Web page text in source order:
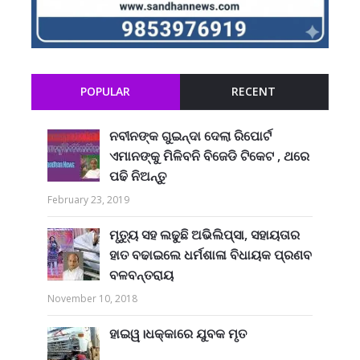
POPULAR RECENT
ନବୀନଙ୍କ ଗୁଇନ୍ଦା ଦେଲା ରିପୋର୍ଟ
ଏମାନଙ୍କୁ ମିଳିବନି ବିଜେଡି ଟିକେଟ , ଥରେ
ପଢି ନିଅନ୍ତୁ
February 23, 2019
ମୃତ୍ୟୁ ସହ ଲଢୁଛି ଅଭିଲିପ୍ସା, ସହାୟତାର
ହାତ ବଢାଇଲେ ଧର୍ମଶାଳା ବିଧାୟକ ପ୍ରଣବ
ବଳବନ୍ତରାୟ
November 10, 2018
ହାଇୱ।ଧକ୍କାରେ ଯୁବକ ମୃତ